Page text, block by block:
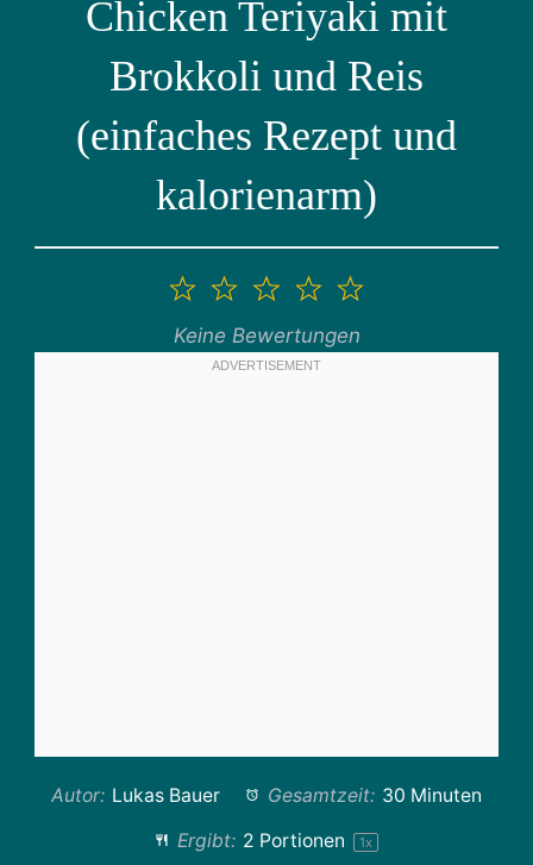
Chicken Teriyaki mit
Brokkoli und Reis
(einfaches Rezept und
kalorienarm)
5
4
Sterne
3
Sterne
2
Sterne
1
Stern
Keine Bewertungen
Autor: Lukas Bauer Gesamtzeit: 30 Minuten
Ergibt: 2 Portionen 1x